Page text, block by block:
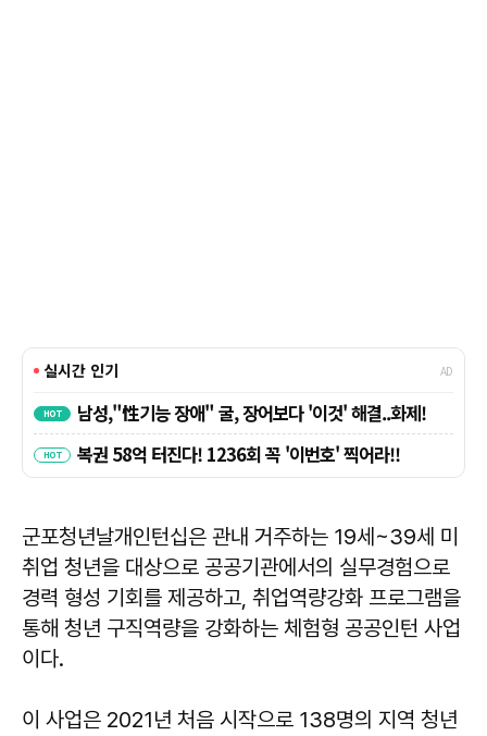
군포청년날개인턴십은 관내 거주하는 19세~39세 미
취업 청년을 대상으로 공공기관에서의 실무경험으로
경력 형성 기회를 제공하고, 취업역량강화 프로그램을
통해 청년 구직역량을 강화하는 체험형 공공인턴 사업
이다.
이 사업은 2021년 처음 시작으로 138명의 지역 청년